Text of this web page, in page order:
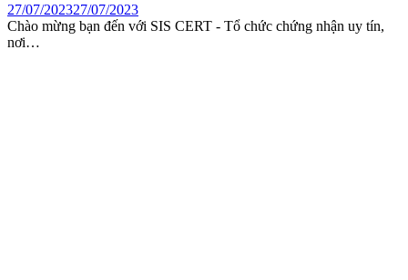
27/07/202327/07/2023
Chào mừng bạn đến với SIS CERT - Tổ chức chứng nhận uy tín,
nơi…